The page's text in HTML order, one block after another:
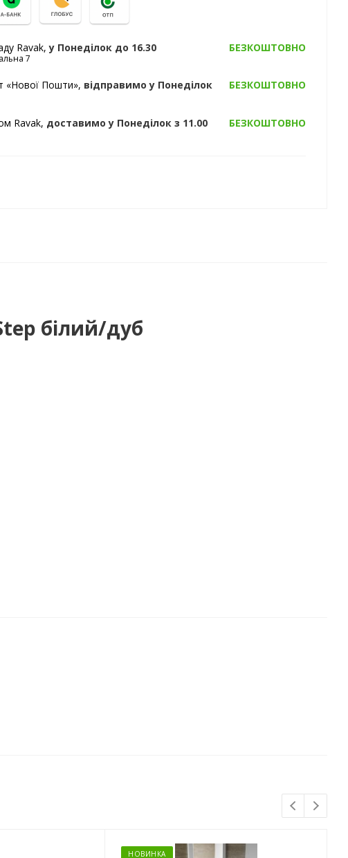
Ravak,у Понеділок до 16.30
7
БЕЗКОШТОВНО
«Нової Пошти», відправимоу Понеділок БЕЗКОШТОВНО
Ravak, доставимоу Понеділок з 11.00 БЕЗКОШТОВНО
білий/дуб
НОВИНКА